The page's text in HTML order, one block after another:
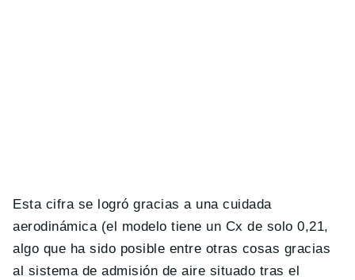
Esta cifra se logró gracias a una cuidada
aerodinámica (el modelo tiene un Cx de solo 0,21,
algo que ha sido posible entre otras cosas gracias
al sistema de admisión de aire situado tras el